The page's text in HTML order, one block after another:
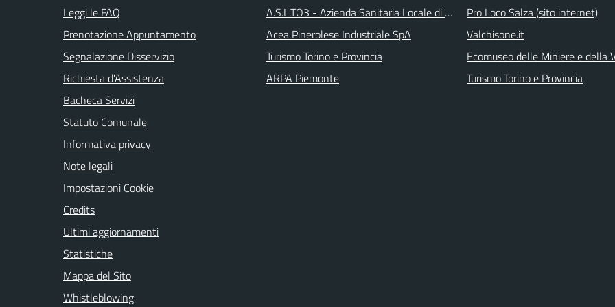
Leggi le FAQ
Prenotazione Appuntamento
Segnalazione Disservizio
Richiesta d'Assistenza
Bacheca Servizi
Statuto Comunale
Informativa privacy
Note legali
Impostazioni Cookie
Credits
Ultimi aggiornamenti
Statistiche
Mappa del Sito
Whistleblowing
A.S.L.TO3 - Azienda Sanitaria Locale di Collegno e Pinerolo
Acea Pinerolese Industriale SpA
Turismo Torino e Provincia
ARPA Piemonte
Pro Loco Salza (sito internet)
Valchisone.it
Ecomuseo delle Miniere e della
Turismo Torino e Provincia